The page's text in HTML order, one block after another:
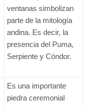
ventanas simbolizan
parte de la mitología
andina. Es decir, la
presencia del Puma,
Serpiente y Cóndor.
Es una importante
piedra ceremonial